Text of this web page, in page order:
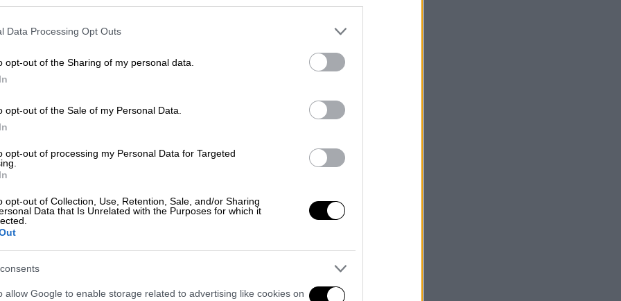
Data Processing Opt Outs
opt-out of the Sharing of my personal data.
opt-out of the Sale of my Personal Data.
opt-out of processing my Personal Data for Targeted
opt-out of Collection, Use, Retention, Sale, and/or Sharing
Data that Is Unrelated with the Purposes for which it
allow Google to enable storage related to advertising like cookies on
και της οικογένειας μου γιατί η
πανελλήνιες».
video